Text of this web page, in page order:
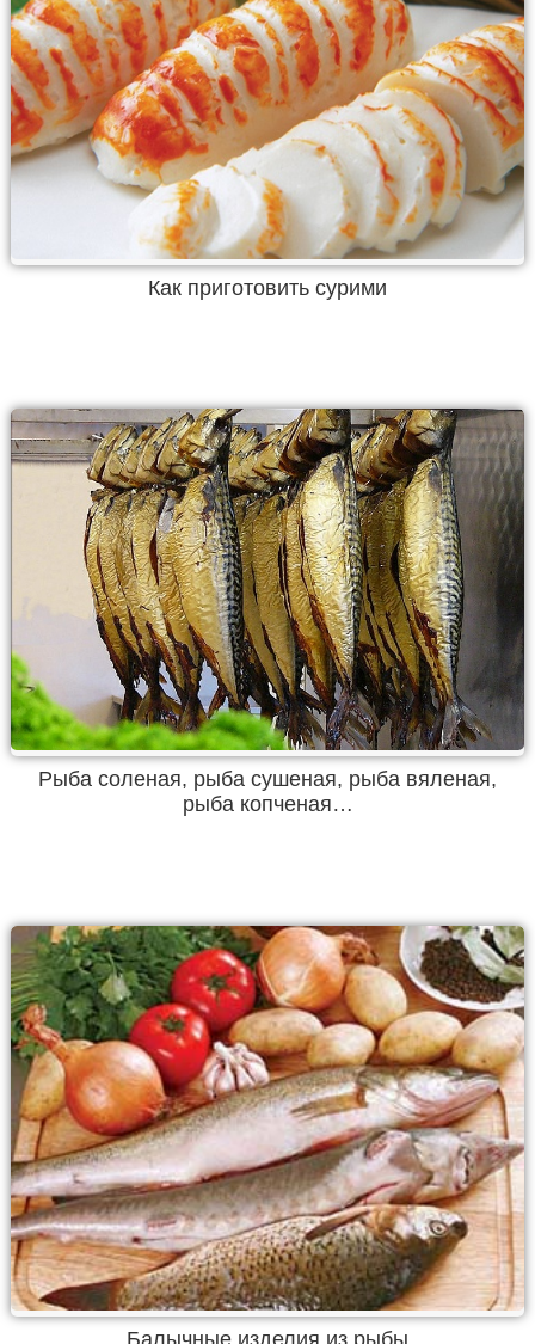
Как приготовить сурими
Рыба соленая, рыба сушеная, рыба вяленая,
рыба копченая…